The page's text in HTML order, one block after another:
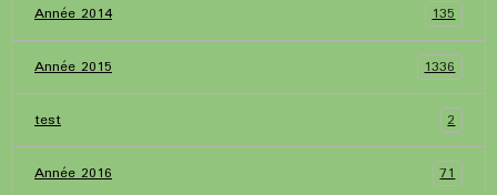
Année 2014 135
Année 2015 1336
test 2
Année 2016 71